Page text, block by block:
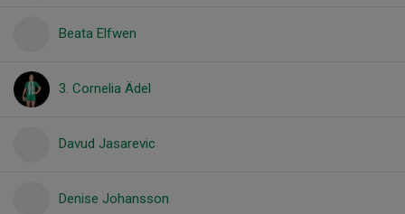
Beata Elfwen
3. Cornelia Ädel
Davud Jasarevic
Denise Johansson